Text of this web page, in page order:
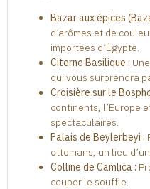
Bazar aux épices
d’arômes et de
importées d’Égypte.
Citerne Basilique :
qui vous surprendra
Croisière sur le
continents, l’Europe
spectaculaires.
Palais de Beylerbeyi :
ottomans, un lieu
Colline de Camlica :
couper le souffle.